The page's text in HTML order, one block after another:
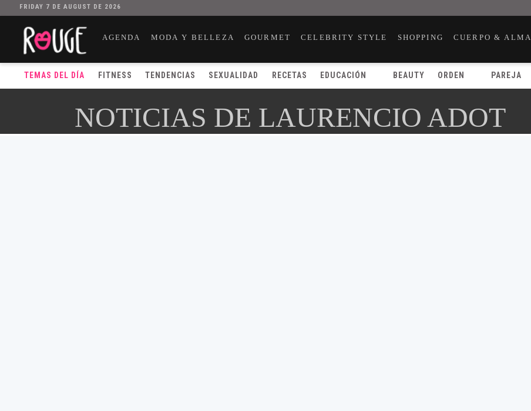
FRIDAY 7 DE AUGUST DE 2026
AGENDA MODA Y BELLEZA GOURMET CELEBRITY STYLE SHOPPING CUERPO & ALMA
TEMAS DEL DÍA FITNESS TENDENCIAS SEXUALIDAD RECETAS EDUCACIÓN BEAUTY ORDEN PAREJA
NOTICIAS DE LAURENCIO ADOT